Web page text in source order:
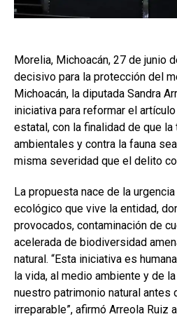
Morelia, Michoacán, 27 de junio
decisivo para la protección del
Michoacán, la diputada Sandra
iniciativa para reformar el
estatal, con la finalidad de que
ambientales y contra la fauna
misma severidad que el delito
La propuesta nace de la
ecológico que vive la entidad,
provocados, contaminación de
acelerada de biodiversidad
natural. “Esta iniciativa es
la vida, al medio ambiente y de
nuestro patrimonio natural antes
irreparable”, afirmó Arreola Ruiz